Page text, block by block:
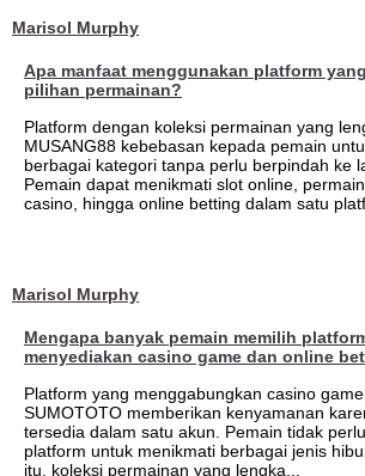
Marisol Murphy
Apa manfaat menggunakan platform
pilihan permainan?
Platform dengan koleksi permainan yang
MUSANG88 kebebasan kepada pemain
berbagai kategori tanpa perlu berpindah ke
Pemain dapat menikmati slot online,
casino, hingga online betting dalam satu
Marisol Murphy
Mengapa banyak pemain memilih
menyediakan casino game dan online
Platform yang menggabungkan casino
SUMOTOTO memberikan kenyamanan
tersedia dalam satu akun. Pemain tidak
platform untuk menikmati berbagai jenis
itu, koleksi permainan yang lengka...